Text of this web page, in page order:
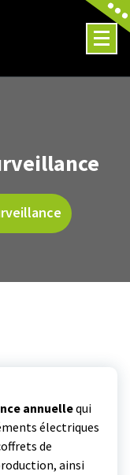
annuellequi
électriques
de
ainsi